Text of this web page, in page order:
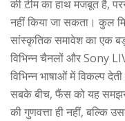
की टीम का हाथ मजबूत है,
नहीं किया जा सकता। कुल
सांस्कृतिक समावेश का एक
विभिन्न चैनलों और Sony LIV
विभिन्न भाषाओं में विकल्प
सबके बीच, फैंस को यह
की गुणवत्ता ही नहीं, बल्कि